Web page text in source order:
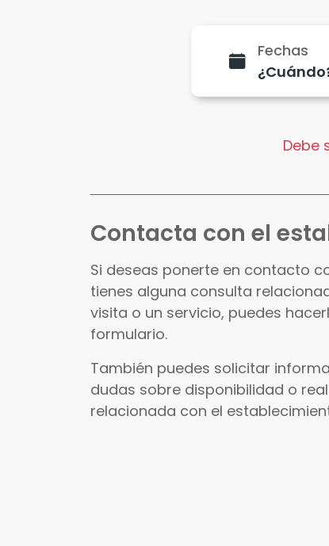
Fechas
Debe
Contacta con el
Si deseas ponerte en contacto
tienes alguna consulta
visita o un servicio, puedes
formulario.
También puedes solicitar
dudas sobre disponibilidad o
relacionada con el